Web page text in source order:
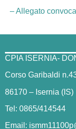
– Allegato
CPIA ISERNIA-
Corso Garibaldi
86170 – Isernia (IS)
Tel: 0865/414544
Email: